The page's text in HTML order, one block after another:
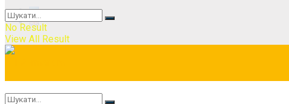
No Result
View All Result